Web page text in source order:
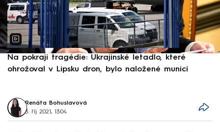
Na pokraji tragédie: Ukrajinské letadlo, které
ohrožoval v Lipsku dron, bylo naložené municí
Renáta Bohuslavová
3. říj 2021, 13:04